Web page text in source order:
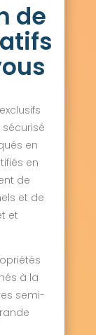
de
en
en
de
et de
et
à la
semi-